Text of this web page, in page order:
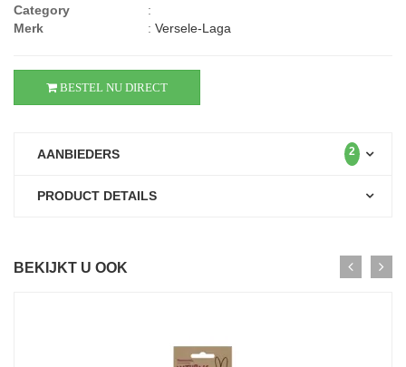
Category
:
Merk
: Versele-Laga
BESTEL NU DIRECT
AANBIEDERS 2
PRODUCT DETAILS
BEKIJKT U OOK